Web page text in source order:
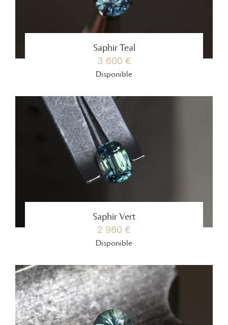
Saphir Teal
3 600 €
Disponible
Saphir Vert
2 980 €
Disponible